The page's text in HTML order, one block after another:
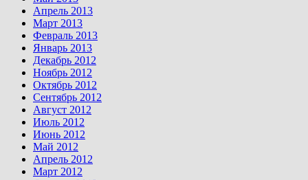
Апрель 2013
Март 2013
Февраль 2013
Январь 2013
Декабрь 2012
Ноябрь 2012
Октябрь 2012
Сентябрь 2012
Август 2012
Июль 2012
Июнь 2012
Май 2012
Апрель 2012
Март 2012